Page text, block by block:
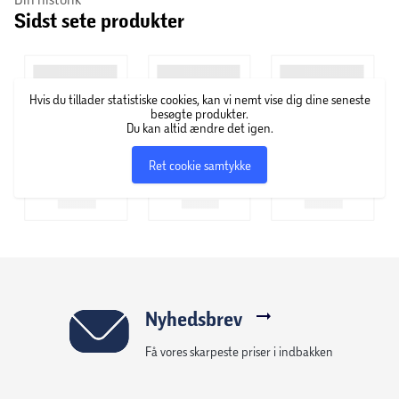
er udstyret med fodbremse, hvilket giver en enkel og tryg
Stelstørrelse: 24 cm
Hjulstørrelse: 16"
Anvendelse: Børnecykel til leg og hverdagskørsel
Sidst sete produkter
Hvis du tillader statistiske cookies, kan vi nemt vise dig dine seneste
besøgte produkter.
Du kan altid ændre det igen.
Ret cookie samtykke
Nyhedsbrev
Få vores skarpeste priser i indbakken